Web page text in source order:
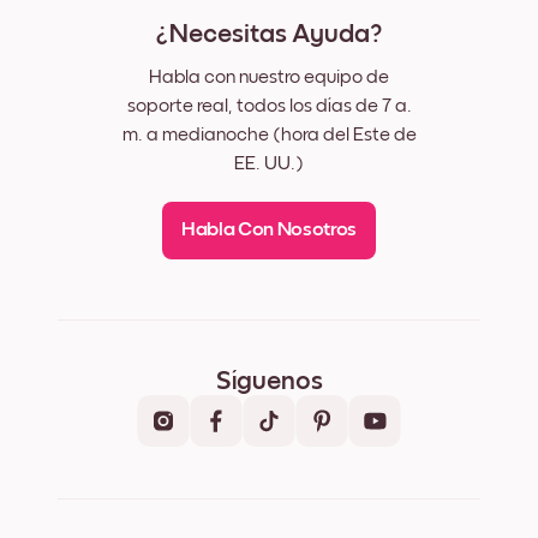
¿Necesitas Ayuda?
Habla con nuestro equipo de
soporte real, todos los días de 7 a.
m. a medianoche (hora del Este de
EE. UU.)
Habla Con Nosotros
Síguenos